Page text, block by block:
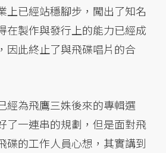
上已經站穩腳步，闖出了知名
在製作與發行上的能力已經成
因此終止了與飛碟唱片的合
經為飛鷹三姝後來的專輯選
了一連串的規劃，但是面對飛
碟的工作人員心想，其實講到